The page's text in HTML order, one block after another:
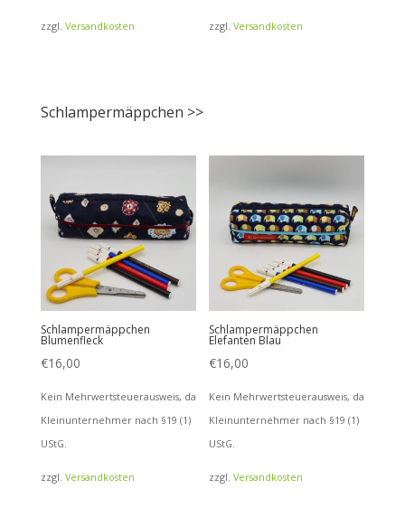
zzgl. Versandkosten zzgl.Versandkosten
Schlampermäppchen >>
Schlampermäppchen
Blumenfleck
€16,00
Kein Mehrwertsteuerausweis, da
Kleinunternehmer nach §19 (1)
UStG.
zzgl. Versandkosten
Schlampermäppchen
Elefanten Blau
€16,00
Kein Mehrwertsteuerausweis, da
Kleinunternehmer nach §19 (1)
UStG.
zzgl.Versandkosten